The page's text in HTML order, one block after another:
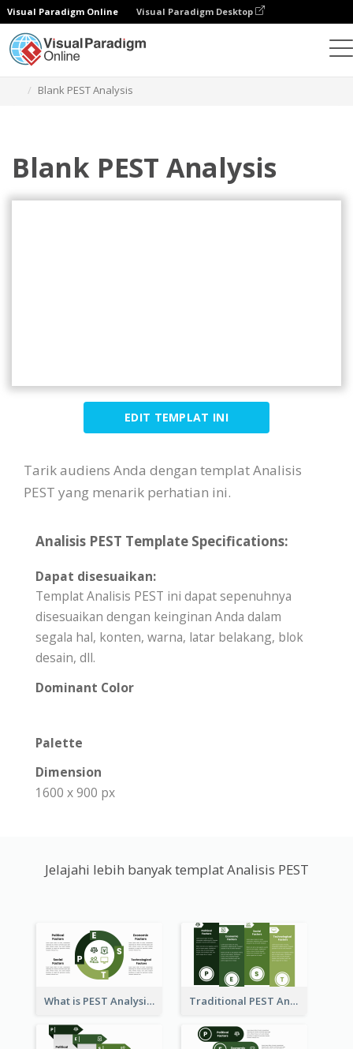
Visual Paradigm Online Visual Paradigm Desktop
Blank PEST Analysis
Blank PEST Analysis
EDIT TEMPLAT INI
Tarik audiens Anda dengan templat Analisis
PEST yang menarik perhatian ini.
Analisis PEST Template Specifications:
Dapat disesuaikan:
Templat Analisis PEST ini dapat sepenuhnya
disesuaikan dengan keinginan Anda dalam
segala hal, konten, warna, latar belakang, blok
desain, dll.
Dominant Color
Palette
Dimension
1600 x 900 px
Jelajahi lebih banyak templat Analisis PEST
What is PEST Analysis? Customizable PEST Template Traditional PEST Analysis Template